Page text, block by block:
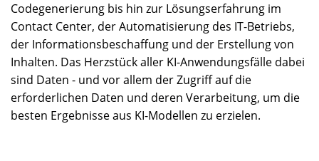
Codegenerierung bis hin zur Lösungserfahrung im
Contact Center, der Automatisierung des IT-Betriebs,
der Informationsbeschaffung und der Erstellung von
Inhalten. Das Herzstück aller KI-Anwendungsfälle dabei
sind Daten - und vor allem der Zugriff auf die
erforderlichen Daten und deren Verarbeitung, um die
besten Ergebnisse aus KI-Modellen zu erzielen.